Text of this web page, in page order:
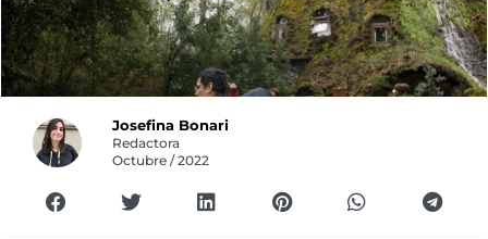
Josefina Bonari
Redactora
Octubre / 2022